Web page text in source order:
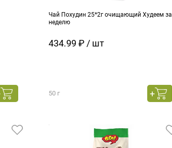
Чай Похудин 25*2г очищающий Худеем за
неделю
434.99 ₽ / шт
50 г